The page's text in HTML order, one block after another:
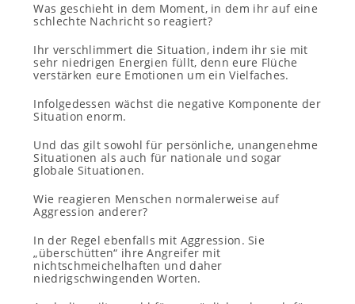
Was geschieht in dem Moment, in dem ihr auf eine
schlechte Nachricht so reagiert?
Ihr verschlimmert die Situation, indem ihr sie mit
sehr niedrigen Energien füllt, denn eure Flüche
verstärken eure Emotionen um ein Vielfaches.
Infolgedessen wächst die negative Komponente der
Situation enorm.
Und das gilt sowohl für persönliche, unangenehme
Situationen als auch für nationale und sogar
globale Situationen.
Wie reagieren Menschen normalerweise auf
Aggression anderer?
In der Regel ebenfalls mit Aggression. Sie
„überschütten“ ihre Angreifer mit
nichtschmeichelhaften und daher
niedrigschwingenden Worten.